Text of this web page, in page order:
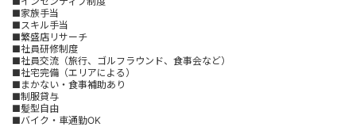
■家族手当
■スキル手当
■繁盛店リサーチ
■社員研修制度
■社員交流（旅行、ゴルフラウンド、食事会など）
■社宅完備（エリアによる）
■まかない・食事補助あり
■制服貸与
■髪型自由
■バイク・車通勤OK